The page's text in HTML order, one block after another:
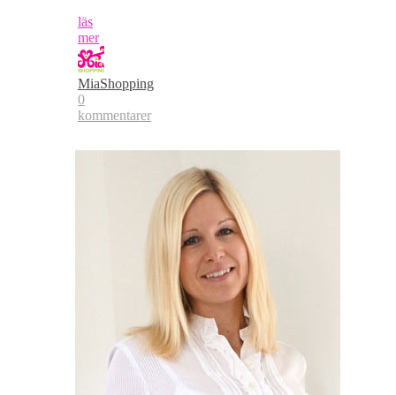
läs
mer
MiaShopping
0
kommentarer